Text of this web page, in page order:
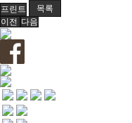
교육
사회서비스
프린트
목록
이전 다음